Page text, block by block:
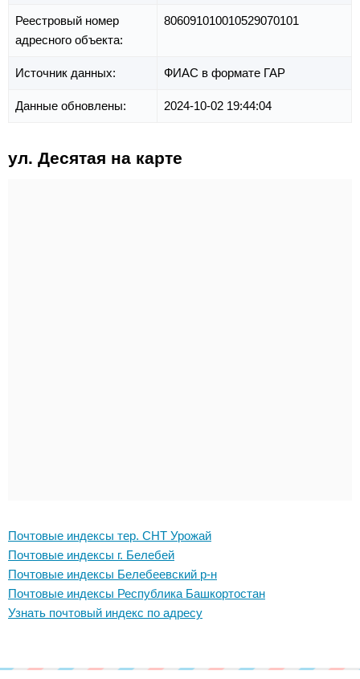
Реестровый номер
адресного объекта:
806091010010529070101
Источник данных: ФИАС в формате ГАР
Данные обновлены: 2024-10-02 19:44:04
ул. Десятая на карте
Почтовые индексы тер. СНТ Урожай
Почтовые индексы г. Белебей
Почтовые индексы Белебеевский р-н
Почтовые индексы Республика Башкортостан
Узнать почтовый индекс по адресу